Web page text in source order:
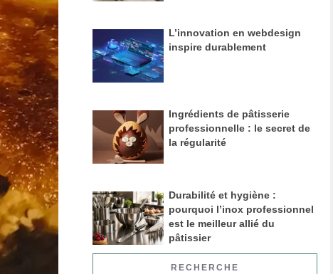
L’innovation en webdesign
inspire durablement
Ingrédients de pâtisserie
professionnelle : le secret de
la régularité
Durabilité et hygiène :
pourquoi l’inox professionnel
est le meilleur allié du
pâtissier
RECHERCHE